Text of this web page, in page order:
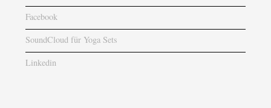
Facebook
SoundCloud für Yoga Sets
Linkedin